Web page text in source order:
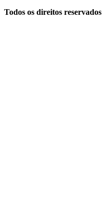
Todos os direitos reservados